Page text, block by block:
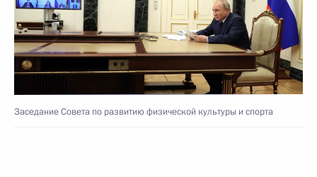
Заседание Совета по развитию физической культуры и спорта